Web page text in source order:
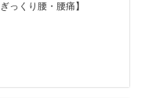
っくり腰・腰痛】